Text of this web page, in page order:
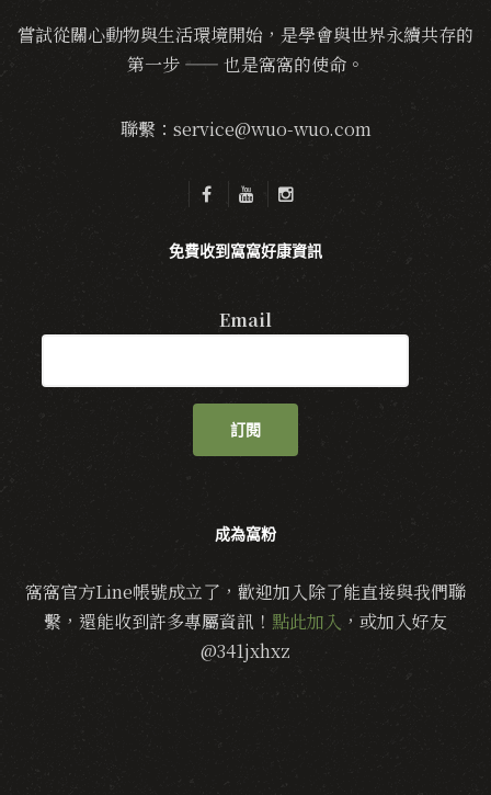
嘗試從關心動物與生活環境開始，是學會與世界永續共存的
第一步 —— 也是窩窩的使命。
聯繫：service@wuo-wuo.com
免費收到窩窩好康資訊
Email
訂閱
成為窩粉
窩窩官方Line帳號成立了，歡迎加入除了能直接與我們聯
繫，還能收到許多專屬資訊！ 點此加入 ，或加入好友
@341jxhxz